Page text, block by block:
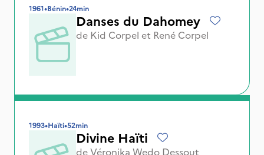
1961•Bénin•24min
Danses du Dahomey
de Kid Corpel et René Corpel
1993•Haïti•52min
Divine Haïti
deVéronika Wedo Dessout